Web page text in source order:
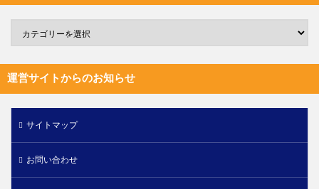
運営サイトからのお知らせ
サイトマップ
お問い合わせ